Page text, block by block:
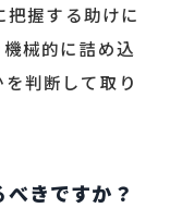
握する助けに
械的に詰め込
判断して取り
きですか？